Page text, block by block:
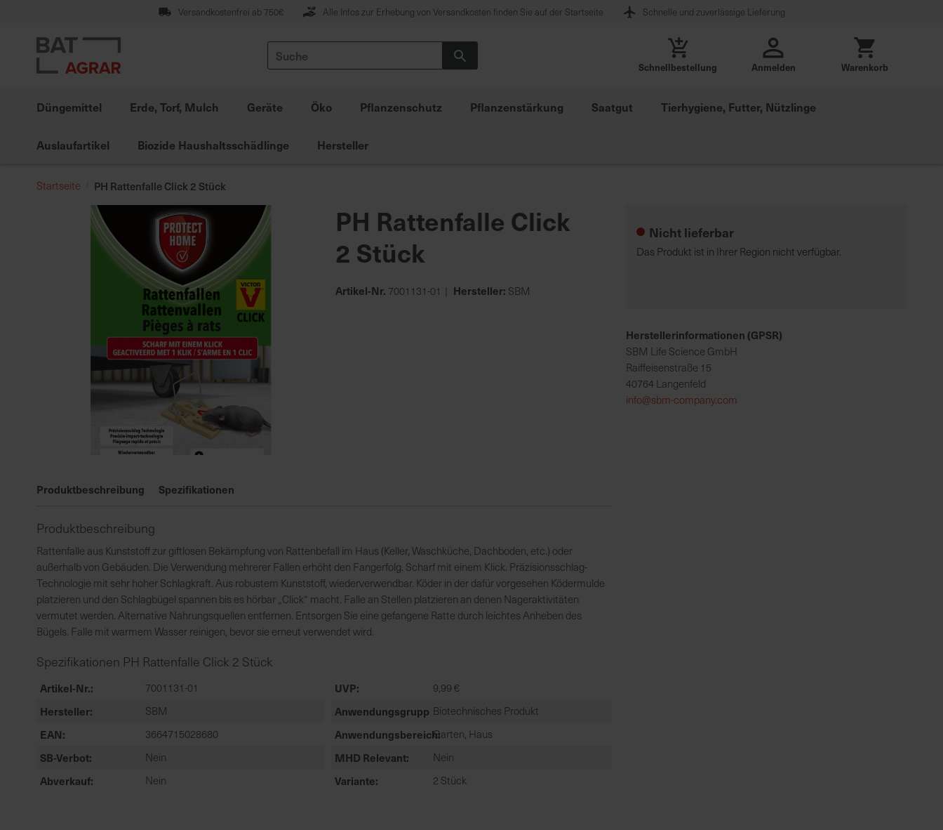
springen
Versandkostenfrei ab 750€ Alle Infos zur Erhebung von Versandkosten finden Sie auf der Startseite Schnelle und zuverlässige Lieferung
Suche
Schnellbestellung Anmelden Warenkorb
Düngemittel Erde, Torf, Mulch Geräte Öko Pflanzenschutz Pflanzenstärkung Saatgut Tierhygiene, Futter, Nützlinge
Auslaufartikel Biozide Haushaltsschädlinge Hersteller
Startseite PH Rattenfalle Click 2 Stück
der
springen
PH Rattenfalle Click
2 Stück
Artikel-Nr. 7001131-01 Hersteller: SBM
Produktbeschreibung Spezifikationen
Produktbeschreibung
Rattenfalle aus Kunststoff zur giftlosen Bekämpfung von Rattenbefall im Haus (Keller, Waschküche, Dachboden, etc.) oder
außerhalb von Gebäuden. Die Verwendung mehrerer Fallen erhöht den Fangerfolg. Scharf mit einem Klick. Präzisionsschlag-
Technologie mit sehr hoher Schlagkraft. Aus robustem Kunststoff, wiederverwendbar. Köder in der dafür vorgesehen Ködermulde
platzieren und den Schlagbügel spannen bis es hörbar „Click“ macht. Falle an Stellen platzieren an denen Nageraktivitäten
vermutet werden. Alternative Nahrungsquellen entfernen. Entsorgen Sie eine gefangene Ratte durch leichtes Anheben des
Bügels. Falle mit warmem Wasser reinigen, bevor sie erneut verwendet wird.
Spezifikationen PH Rattenfalle Click 2 Stück
Artikel-Nr. 7001131-01 UVP 9,99 €
Hersteller SBM AnwendungsgruppeBiotechnisches Produkt
EAN 3664715028680 AnwendungsbereichGarten, Haus
SB-Verbot Nein MHD Relevant Nein
Abverkauf Nein Variante 2 Stück
Nicht lieferbar
Das Produkt ist in Ihrer Region nicht verfügbar.
Herstellerinformationen (GPSR)
SBM Life Science GmbH
Raiffeisenstraße 15
40764 Langenfeld
info@sbm-company.com